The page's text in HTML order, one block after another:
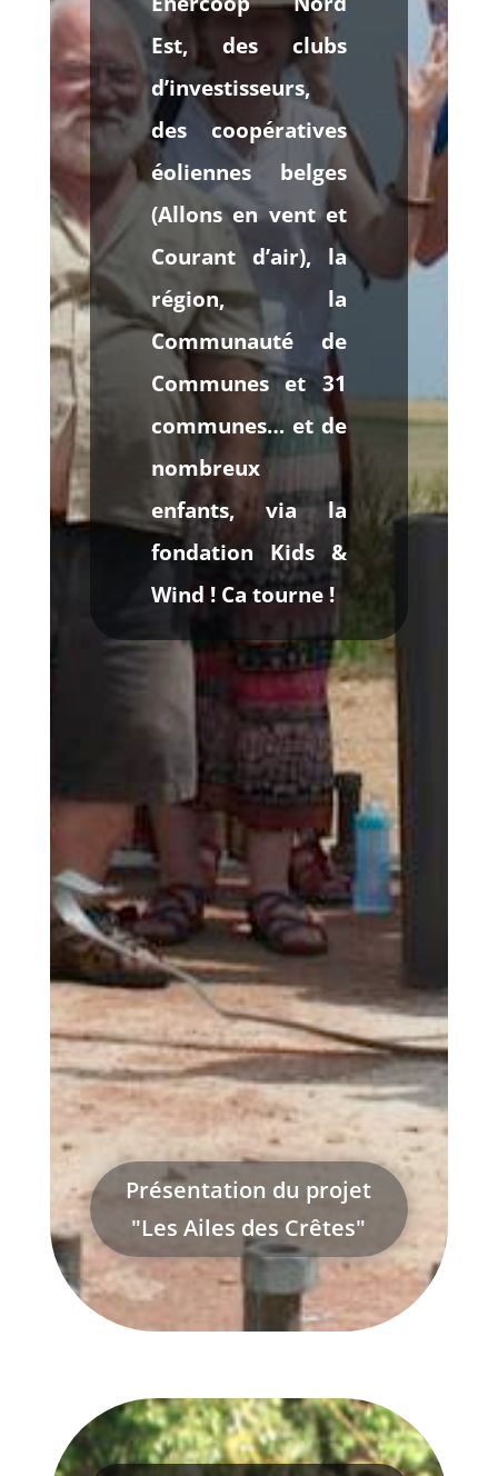
Est, des clubs
d’investisseurs,
des coopératives
éoliennes belges
(Allons en vent et
Courant d’air), la
région, la
Communauté de
Communes et 31
communes… et de
nombreux
enfants, via la
fondation Kids &
Wind ! Ca tourne !
Présentation du projet
"Les Ailes des Crêtes"